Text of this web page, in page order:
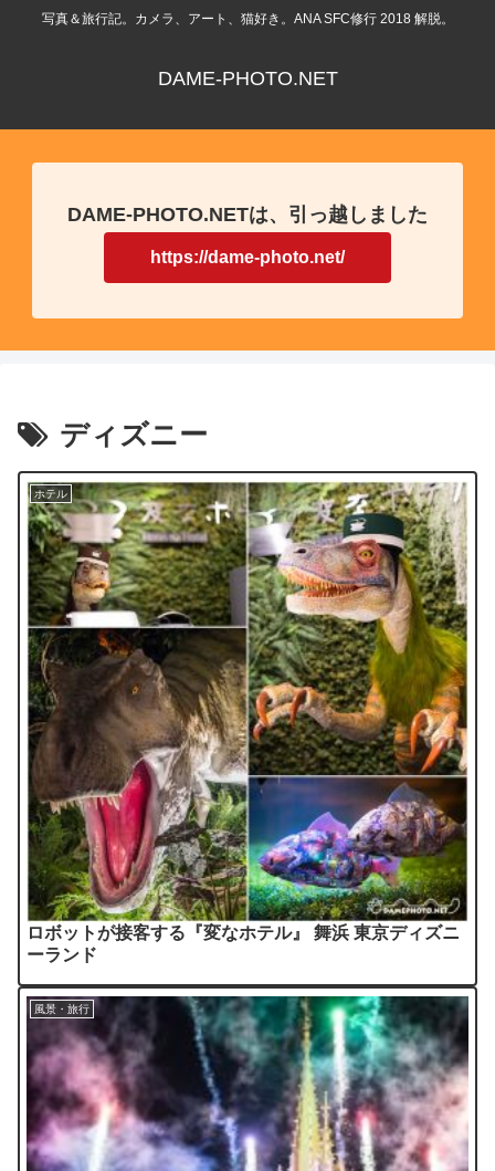
写真＆旅行記。カメラ、アート、猫好き。ANA SFC修行 2018 解脱。
DAME-PHOTO.NET
DAME-PHOTO.NETは、引っ越しました
https://dame-photo.net/
ディズニー
ホテル
ロボットが接客する『変なホテル』 舞浜 東京ディズニ
ーランド
風景・旅行